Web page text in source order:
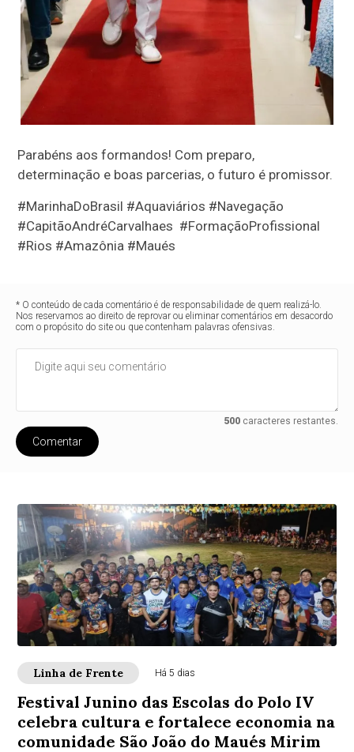
Parabéns aos formandos! Com preparo,
determinação e boas parcerias, o futuro é promissor.
#MarinhaDoBrasil #Aquaviários #Navegação
#CapitãoAndréCarvalhaes #FormaçãoProfissional
#Rios #Amazônia #Maués
* O conteúdo de cada comentário é de responsabilidade de quem realizá-lo.
Nos reservamos ao direito de reprovar ou eliminar comentários em desacordo
com o propósito do site ou que contenham palavras ofensivas.
500caracteres restantes.
Comentar
Linha de Frente Há 5 dias
Festival Junino das Escolas do Polo IV
celebra cultura e fortalece economia na
comunidade São João do Maués Mirim